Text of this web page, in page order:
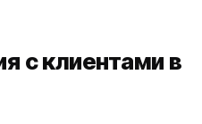
с клиентами в